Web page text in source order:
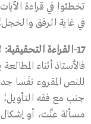
تخطئوا في قراءة
في غاية الرفق
17- القراءة التحقيقية:
فالأستاذ أثناء
للنص المقروء نفَسا
جنب مع فقه
مسألة عنَّت، أو